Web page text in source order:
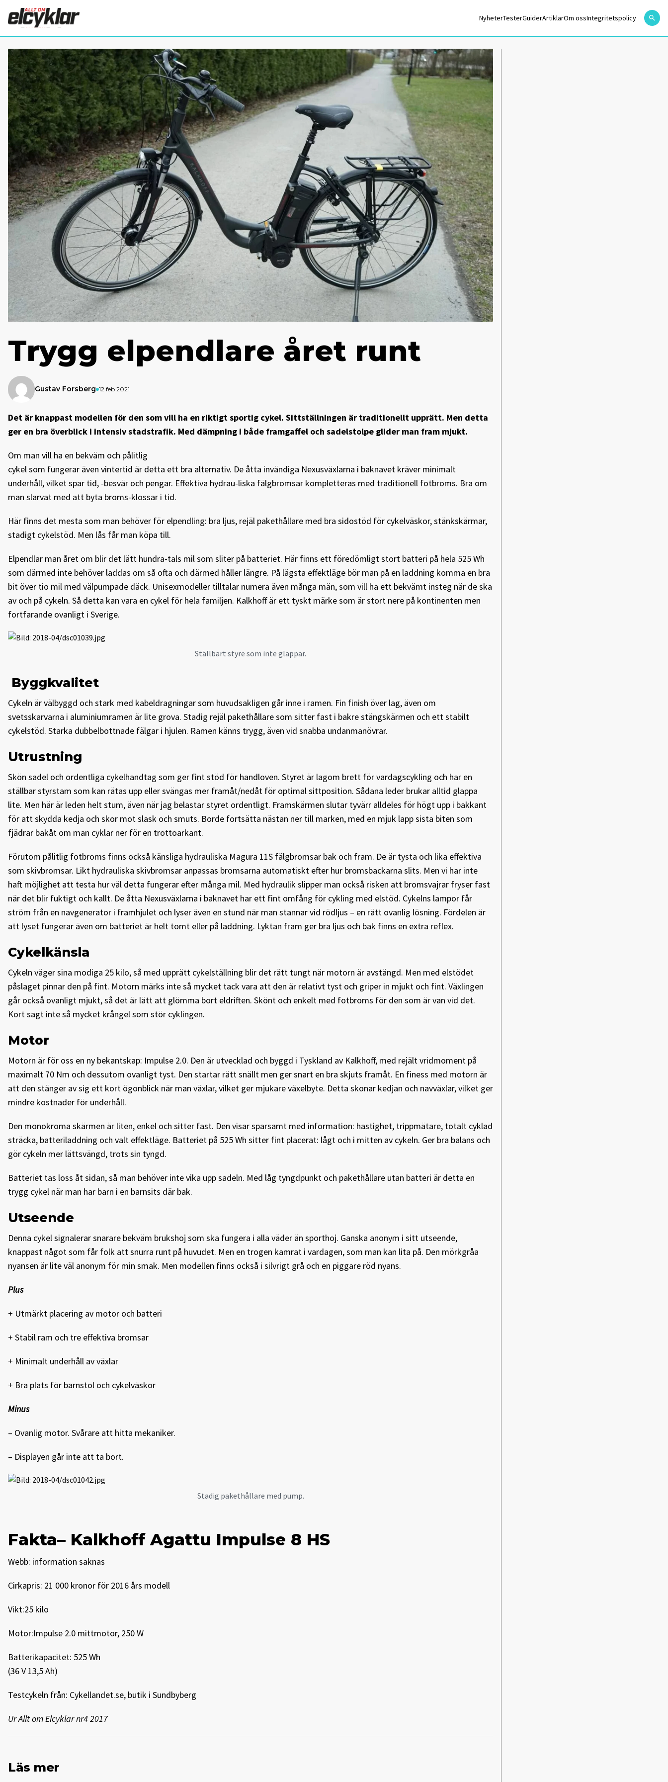
NyheterTesterGuiderArtiklarOm ossIntegritetspolicy
Trygg elpendlare året runt
Gustav Forsberg 12 feb 2021
Det är knappast modellen för den som vill ha en riktigt sportig cykel. Sitt­ställningen är traditionellt upprätt. Men detta
ger en bra överblick i intensiv stads­trafik. Med dämpning i både framgaffel och sadelstolpe glider man fram mjukt.
Om man vill ha en bekväm och pålitlig
cykel som fungerar även vintertid är detta ett bra alternativ. De åtta invändiga Nexusväxlarna i baknavet kräver minimalt
underhåll, vilket spar tid, -besvär och pengar. Effektiva hydrau-liska fälgbromsar kompletteras med traditionell fotbroms. Bra om
man slarvat med att byta broms-klossar i tid.
Här finns det mesta som man behöver för elpendling: bra ljus, rejäl pakethållare med bra sidostöd för cykelväskor, stänkskärmar,
stadigt cykelstöd. Men lås får man köpa till.
Elpendlar man året om blir det lätt hundra-tals mil som sliter på batteriet. Här finns ett föredömligt stort batteri på hela 525 Wh
som därmed inte behöver laddas om så ofta och därmed håller längre. På lägsta effektläge bör man på en laddning komma en bra
bit över tio mil med välpumpade däck. Unisexmodeller tilltalar numera även många män, som vill ha ett bekvämt insteg när de ska
av och på cykeln. Så detta kan vara en cykel för hela familjen. Kalkhoff är ett tyskt märke som är stort nere på kontinenten men
fortfarande ovanligt i Sverige.
Ställbart styre som inte glappar.
Byggkvalitet
Cykeln är välbyggd och stark med kabeldragningar som huvudsakligen går inne i ramen. Fin finish över lag, även om
svetsskarvarna i aluminiumramen är lite grova. Stadig rejäl pakethållare som sitter fast i bakre stängskärmen och ett stabilt
cykelstöd. Starka dubbelbottnade fälgar i hjulen. Ramen känns trygg, även vid snabba undanmanövrar.
Utrustning
Skön sadel och ordentliga cykelhandtag som ger fint stöd för handloven. Styret är lagom brett för vardagscykling och har en
ställbar styrstam som kan rätas upp eller svängas mer framåt/nedåt för optimal sittposition. Sådana leder brukar alltid glappa
lite. Men här är leden helt stum, även när jag belastar styret ordentligt. Framskärmen slutar tyvärr alldeles för högt upp i bakkant
för att skydda kedja och skor mot slask och smuts. Borde fortsätta nästan ner till marken, med en mjuk lapp sista biten som
fjädrar bakåt om man cyklar ner för en trottoarkant.
Förutom pålitlig fotbroms finns också känsliga hydrauliska Magura 11S fälgbromsar bak och fram. De är tysta och lika effektiva
som skiv­bromsar. Likt hydrauliska skivbromsar anpassas bromsarna automatiskt efter hur bromsbackarna slits. Men vi har inte
haft möjlighet att testa hur väl detta fungerar efter många mil. Med hydraulik slipper man också risken att bromsvajrar fryser fast
när det blir fuktigt och kallt. De åtta Nexusväxlarna i baknavet har ett fint omfång för cykling med elstöd. Cykelns lampor får
ström från en navgenerator i framhjulet och lyser även en stund när man stannar vid rödljus – en rätt ovanlig lösning. Fördelen är
att lyset fungerar även om batteriet är helt tomt eller på laddning. Lyktan fram ger bra ljus och bak finns en extra reflex.
Cykelkänsla
Cykeln väger sina modiga 25 kilo, så med upprätt cykelställning blir det rätt tungt när motorn är avstängd. Men med elstödet
påslaget pinnar den på fint. Motorn märks inte så mycket tack vara att den är relativt tyst och griper in mjukt och fint. Växlingen
går också ovanligt mjukt, så det är lätt att glömma bort eldriften. Skönt och enkelt med fotbroms för den som är van vid det.
Kort sagt inte så mycket krångel som stör cyklingen.
Motor
Motorn är för oss en ny bekantskap: Impulse 2.0. Den är utvecklad och byggd i Tyskland av Kalkhoff, med rejält vridmoment på
maximalt 70 Nm och dessutom ovanligt tyst. Den startar rätt snällt men ger snart en bra skjuts framåt. En finess med motorn är
att den stänger av sig ett kort ögonblick när man växlar, vilket ger mjukare växelbyte. Detta skonar kedjan och navväxlar, vilket ger
mindre kostnader för underhåll.
Den monokroma skärmen är liten, enkel och sitter fast. Den visar sparsamt med information: hastighet, trippmätare, totalt cyklad
sträcka, batteriladdning och valt effektläge. Batteriet på 525 Wh sitter fint placerat: lågt och i mitten av cykeln. Ger bra balans och
gör cykeln mer lättsvängd, trots sin tyngd.
Batteriet tas loss åt sidan, så man behöver inte vika upp sadeln. Med låg tyngdpunkt och pakethållare utan batteri är detta en
trygg cykel när man har barn i en barnsits där bak.
Utseende
Denna cykel signalerar snarare bekväm brukshoj som ska fungera i alla väder än sporthoj. Ganska anonym i sitt utseende,
knappast något som får folk att snurra runt på huvudet. Men en trogen kamrat i vardagen, som man kan lita på. Den mörkgråa
nyansen är lite väl anonym för min smak. Men modellen finns också i silvrigt grå och en piggare röd nyans.
Plus
+ Utmärkt placering av motor och batteri
+ Stabil ram och tre effektiva bromsar
+ Minimalt underhåll av växlar
+ Bra plats för barnstol och cykelväskor
Minus
– Ovanlig motor. ­Svårare att hitta mekaniker.
– Displayen går inte att ta bort.
Stadig pakethållare med pump.
Fakta– Kalkhoff Agattu Impulse 8 HS
Webb: information saknas
Cirkapris: 21 000 kronor för 2016 års modell
Vikt:25 kilo
Motor:Impulse 2.0 mittmotor, 250 W
Batterikapacitet: 525 Wh
(36 V 13,5 Ah)
Testcykeln från: Cykellandet.se, butik i Sundbyberg
Ur Allt om Elcyklar nr4 2017
Läs mer